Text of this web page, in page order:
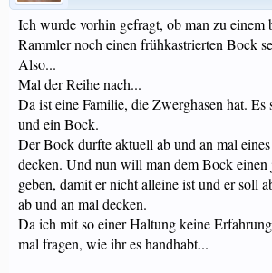
Ich wurde vorhin gefragt, ob man zu einem
Rammler noch einen frühkastrierten Bock
Also...
Mal der Reihe nach...
Da ist eine Familie, die Zwerghasen hat. Es
und ein Bock.
Der Bock durfte aktuell ab und an mal
decken. Und nun will man dem Bock einen
geben, damit er nicht alleine ist und er soll
ab und an mal decken.
Da ich mit so einer Haltung keine
mal fragen, wie ihr es handhabt...